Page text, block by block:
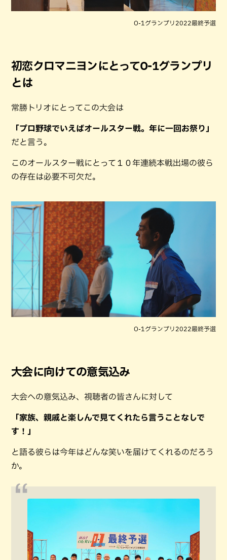
O-1グランプリ2022最終予選
初恋クロマニヨンにとってO-1グランプリ
とは
常勝トリオにとってこの大会は
「プロ野球でいえばオールスター戦。年に一回お祭り」
だと言う。
このオールスター戦にとって１０年連続本戦出場の彼ら
の存在は必要不可欠だ。
O-1グランプリ2022最終予選
大会に向けての意気込み
大会への意気込み、視聴者の皆さんに対して
「家族、親戚と楽しんで見てくれたら言うことなしで
す！」
と語る彼らは今年はどんな笑いを届けてくれるのだろう
か。